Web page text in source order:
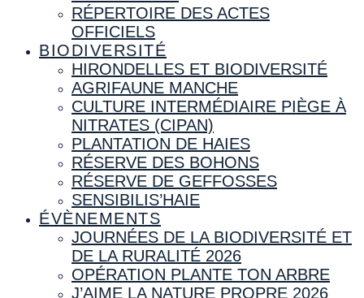
RÉPERTOIRE DES ACTES
OFFICIELS
BIODIVERSITÉ
HIRONDELLES ET BIODIVERSITÉ
AGRIFAUNE MANCHE
CULTURE INTERMÉDIAIRE PIÈGE À
NITRATES (CIPAN)
PLANTATION DE HAIES
RÉSERVE DES BOHONS
RÉSERVE DE GEFFOSSES
SENSIBILIS’HAIE
ÉVÈNEMENTS
JOURNÉES DE LA BIODIVERSITÉ ET
DE LA RURALITÉ 2026
OPÉRATION PLANTE TON ARBRE
J’AIME LA NATURE PROPRE 2026